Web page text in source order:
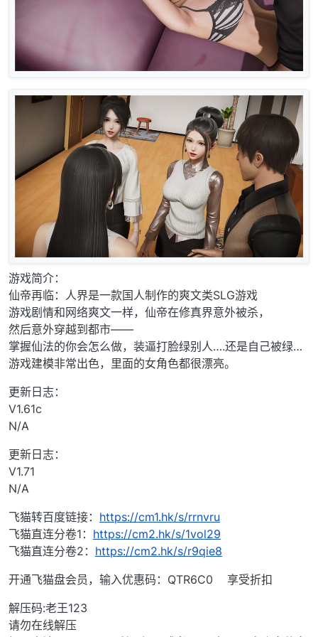
游戏简介：
仙帝再临：人界是一款国人制作的爽文类SLG游戏
游戏剧情和网络爽文一样，仙帝在修真界意外被杀，
然后意外穿越到都市——
掌握仙法的你会怎么做，装逼打脸绿别人….还是自己被绿…
游戏建模非常出色，里面的女角色都很漂亮。
更新日志：
V1.61c
N/A
更新日志：
V1.71
N/A
飞猫转百度链接： https://cm1.hk/s/rrnvru
飞猫直连分卷1： https://cm2.hk/s/1vol29
飞猫直连分卷2： https://cm2.hk/s/r9qie8
开通飞猫盘会员，输入优惠码：QTR6C0 享受折扣
解压码:老王123
请勿在线解压